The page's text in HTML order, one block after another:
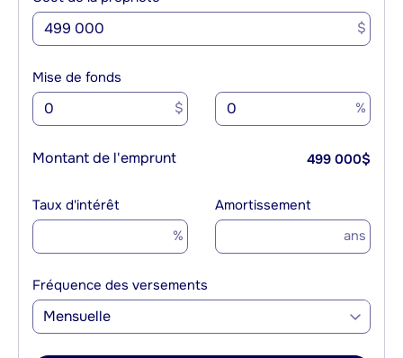
$
Mise de fonds
$ %
Montant de l'emprunt 499 000$
Taux d'intérêt
%
Amortissement
ans
Fréquence des versements
Mensuelle